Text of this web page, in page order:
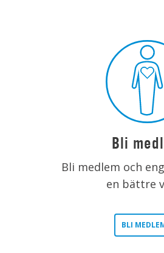
Bli
Bli medlem och
en bättre
BLI